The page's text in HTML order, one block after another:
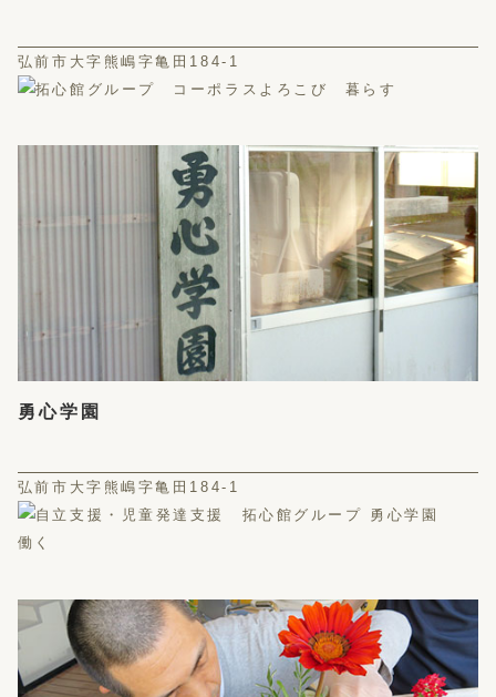
弘前市大字熊嶋字亀田184-1
勇心学園
弘前市大字熊嶋字亀田184-1